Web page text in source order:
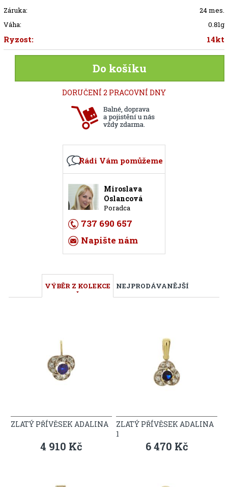
Záruka:
24 mes.
Váha:
0.81g
Ryzost: 14kt
Do košíku
DORUČENÍ 2 PRACOVNÍ DNY
Rádi Vám pomůžeme
Miroslava
Oslancová
Poradca
737 690 657
Napište nám
VÝBĚR Z KOLEKCE NEJPRODÁVANĚJŠÍ
ZLATÝ PŘÍVĚSEK ADALINA
4 910 Kč
ZLATÝ PŘÍVĚSEK ADALINA
1
6 470 Kč